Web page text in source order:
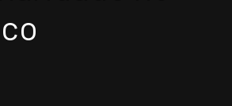
INSTITUTO NELSON WILIANS